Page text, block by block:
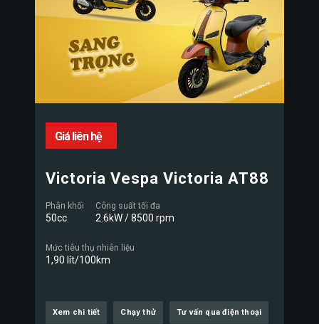
Giá liên hệ
Victoria Vespa Victoria AT88
Phân khối
50cc
Công suất tối đa
2.6kW / 8500 rpm
Mức tiêu thụ nhiên liệu
1,90 lít/100km
Xem chi tiết Chạy thử Tư vấn qua điện thoại